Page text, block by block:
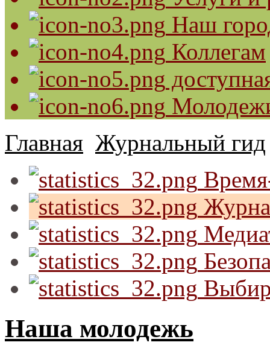
Наш
Коллегам
Главная Журнальный гид
Наша молодежь